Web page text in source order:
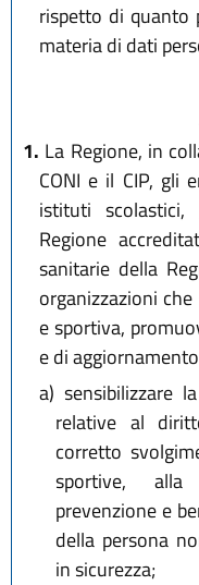
rispetto di quanto
materia di dati
1. La Regione, in
CONI e il CIP, gli
istituti
Regione
sanitarie della
organizzazioni
e sportiva,
e di
a) sensibilizzare
relative al
corretto
sportive,
prevenzione e
della persona
in sicurezza;